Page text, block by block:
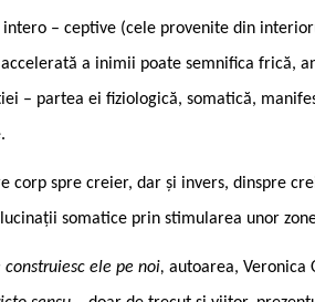
– ceptive (cele provenite din
a inimii poate semnifica frică,
– partea ei fiziologică, somatică,
corp spre creier, dar și invers, dinspre
somatice prin stimularea unor
ele pe noi, autoarea, Veronica